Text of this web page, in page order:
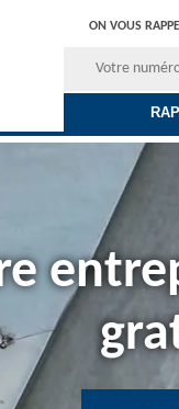
ON VOUS